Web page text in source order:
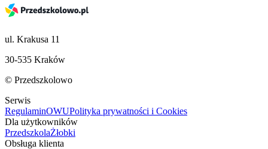
ul. Krakusa 11
30-535 Kraków
© Przedszkolowo
Serwis
RegulaminOWUPolityka prywatności i Cookies
Dla użytkowników
PrzedszkolaŻłobki
Obsługa klienta